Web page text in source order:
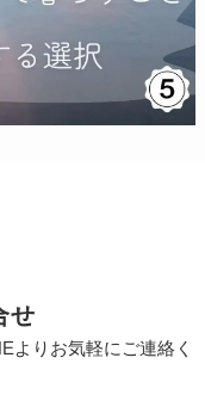
せ
よりお気軽にご連絡く